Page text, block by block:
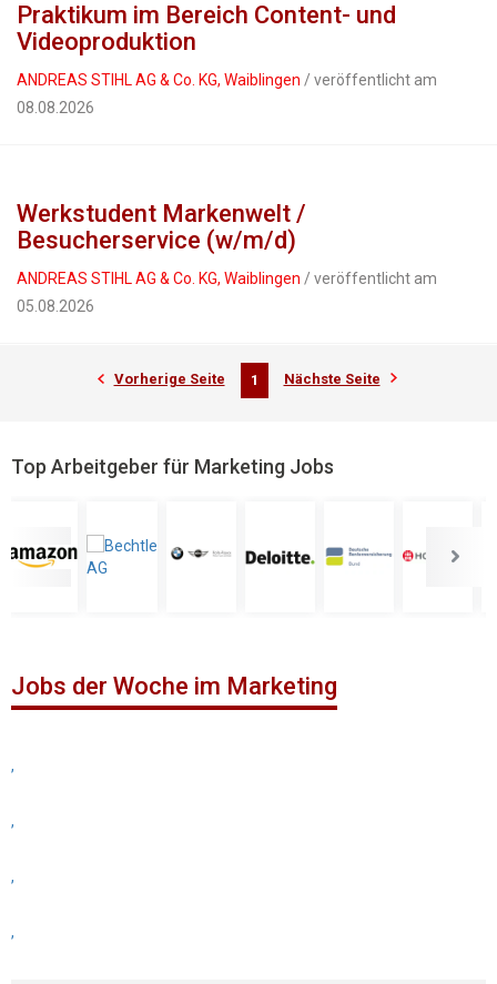
Praktikum im Bereich Content- und
Videoproduktion
ANDREAS STIHL AG & Co. KG, Waiblingen / veröffentlicht am
08.08.2026
Werkstudent Markenwelt /
Besucherservice (w/m/d)
ANDREAS STIHL AG & Co. KG, Waiblingen / veröffentlicht am
05.08.2026
Vorherige Seite 1 Nächste Seite
Top Arbeitgeber für Marketing Jobs
Jobs der Woche im Marketing
,
,
,
,